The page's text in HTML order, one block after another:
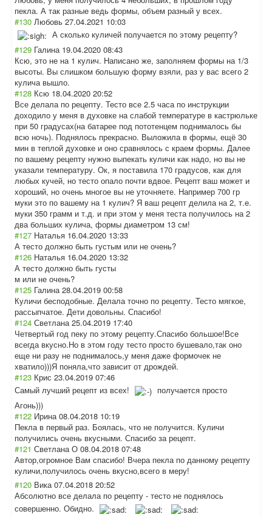
пекла. А так разные ведь формы, объем разный у всех.
#130 Любовь 27.04.2021 10:03
А сколько куличей получается по этому рецепту?
#129 Галина 19.04.2020 08:43
Ксю, это не на 1 кулич. Написано же, заполняем формы на 1/3
высоты. Вы слишком большую форму взяли, раз у вас всего 2
кулича вышло.
#128 Ксю 18.04.2020 20:52
Все делала по рецепту. Тесто все 2.5 часа по инструкции
доходило у меня в духовке на слабой температуре в кастрюльке
при 50 градусах(на батарее под пототенцем поднималось бы
всю ночь). Поднялось прекрасно. Выложила в формы, ещё 30
мин в теплой духовке и оно сравнялось с краем формы. Далее
по вашему рецепту нужно выпекать куличи как надо, но вы не
указали температуру. Ок, я поставила 170 градусов, как для
любых кучей, но тесто опало почти вдвое. Рецепт ваш может и
хороший, но очень многое вы не уточняете. Например 700 гр
муки это по вашему на 1 кулич? Я ваш рецепт делила на 2, т.е.
муки 350 грамм и т.д. и при этом у меня теста получилось на 2
два больших кулича, формы диаметром 13 см!
#127 Наталья 16.04.2020 13:33
А тесто должно быть густым или не очень?
#126 Наталья 16.04.2020 13:32
А тесто должно быть густы
м или не очень?
#125 Галина 28.04.2019 00:58
Куличи бесподобные. Делала точно по рецепту. Тесто мягкое,
рассыпчатое. Дети довольны. Спасибо!
#124 Светлана 25.04.2019 17:40
Четвертый год пеку по этому рецепту.Спасибо большое!Все
всегда вкусно.Но в этом году тесто просто бушевало,так оно
еще ни разу не поднималось,у меня даже формочек не
хватило)))Я поняла,что зависит от дрождей.
#123 Крис 23.04.2019 07:46
Самый лучший рецепт из всех!
получается просто
Агонь)))
#122 Ирина 08.04.2018 10:19
Пекла в первый раз. Боялась, что не получится. Куличи
получились очень вкусными. Спасибо за рецепт.
#121 Светлана О 08.04.2018 07:48
Автор,огромное Вам спасибо! Вчера пекла по данному рецепту
куличи,получилось очень вкусно,всего в меру!
#120 Вика 07.04.2018 20:52
Абсолютно все делала по рецепту - тесто не поднялось
совершенно. Обидно.